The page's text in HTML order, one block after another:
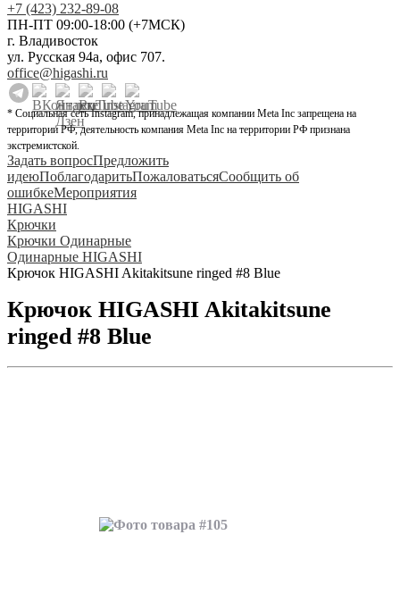
+7 (423) 232-89-08
ПН-ПТ 09:00-18:00 (+7МСК)
г. Владивосток
ул. Русская 94а, офис 707.
office@higashi.ru
* Социальная сеть Instagram, принадлежащая компании Meta Inc запрещена на
территории РФ, деятельность компания Meta Inc на территории РФ признана
экстремистской.
Задать вопросПредложить
идеюПоблагодаритьПожаловатьсяСообщить об
ошибкеМероприятия
HIGASHI
Крючки
Крючки Одинарные
Одинарные HIGASHI
Крючок HIGASHI Akitakitsune ringed #8 Blue
Крючок HIGASHI Akitakitsune
ringed #8 Blue